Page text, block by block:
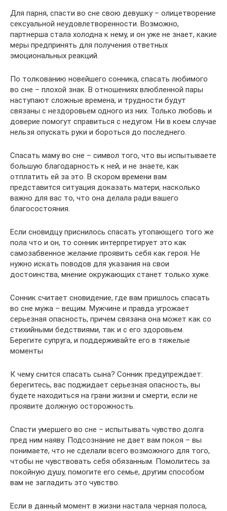
Для парня, спасти во сне свою девушку – олицетворение
сексуальной неудовлетворенности. Возможно,
партнерша стала холодна к нему, и он уже не знает, какие
меры предпринять для получения ответных
эмоциональных реакций.
По толкованию новейшего сонника, спасать любимого
во сне – плохой знак. В отношениях влюбленной пары
наступают сложные времена, и трудности будут
связаны с нездоровьем одного из них. Только любовь и
доверие помогут справиться с недугом. Ни в коем случае
нельзя опускать руки и бороться до последнего.
Спасать маму во сне – символ того, что вы испытываете
большую благодарность к ней, и не знаете, как
отплатить ей за это. В скором времени вам
представится ситуация доказать матери, насколько
важно для вас то, что она делала ради вашего
благосостояния.
Если сновидцу приснилось спасать утопающего того же
пола что и он, то сонник интерпретирует это как
самозабвенное желание проявить себя как героя. Не
нужно искать поводов для указания на свои
достоинства, мнение окружающих станет только хуже.
Сонник считает сновидение, где вам пришлось спасать
во сне мужа – вещим. Мужчине и правда угрожает
серьезная опасность, причем связана она может как со
стихийными бедствиями, так и с его здоровьем.
Берегите супруга, и поддерживайте его в тяжелые
моменты
К чему снится спасать сына? Сонник предупреждает:
берегитесь, вас поджидает серьезная опасность, вы
будете находиться на грани жизни и смерти, если не
проявите должную осторожность.
Спасти умершего во сне – испытывать чувство долга
пред ним наяву. Подсознание не дает вам покоя – вы
понимаете, что не сделали всего возможного для того,
чтобы не чувствовать себя обязанным. Помолитесь за
покойную душу, помогите его семье, другим способом
вам не загладить это чувство.
Если в данный момент в жизни настала черная полоса,